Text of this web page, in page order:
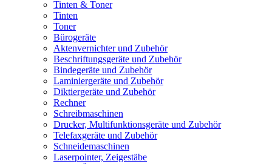
Tinten & Toner
Tinten
Toner
Bürogeräte
Aktenvernichter und Zubehör
Beschriftungsgeräte und Zubehör
Bindegeräte und Zubehör
Laminiergeräte und Zubehör
Diktiergeräte und Zubehör
Rechner
Schreibmaschinen
Drucker, Multifunktionsgeräte und Zubehör
Telefaxgeräte und Zubehör
Schneidemaschinen
Laserpointer, Zeigestäbe